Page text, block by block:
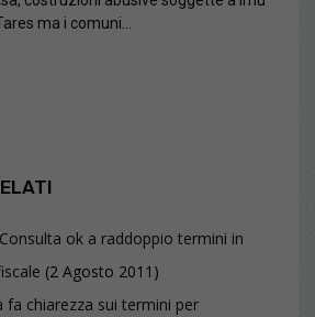
ma i comuni...
ok a raddoppio termini in
(2 Agosto 2011)
fa chiarezza sui termini per